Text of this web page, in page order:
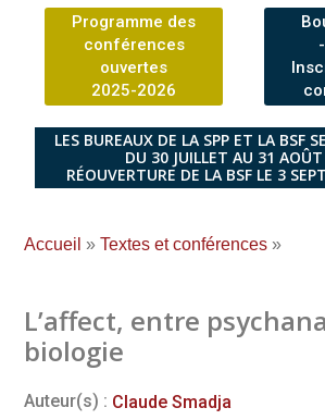
Programme des
conférences
ouvertes
2025-2026
LES BUREAUX DE LA SPP ET LA BSF
DU 30 JUILLET AU 31
RÉOUVERTURE DE LA BSF LE 3
Accueil » Textes et conférences »
L’affect, entre
biologie
Auteur(s) : Claude Smadja